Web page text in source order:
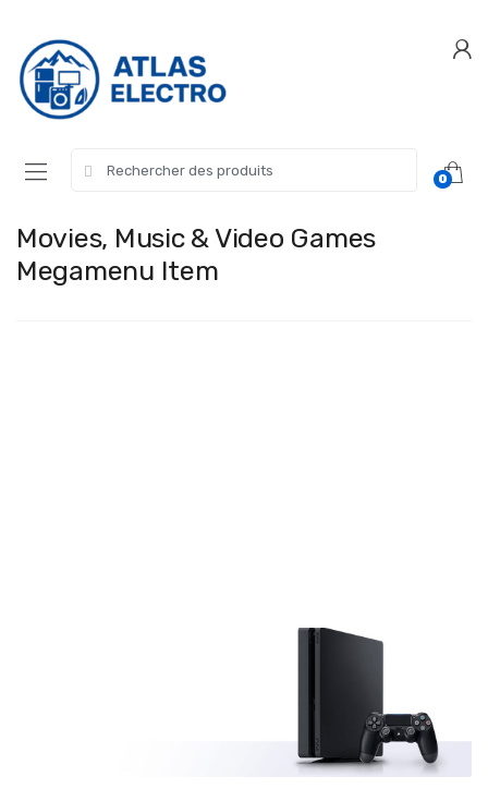
navigation
content
for:
0
Movies, Music & Video Games
Megamenu Item